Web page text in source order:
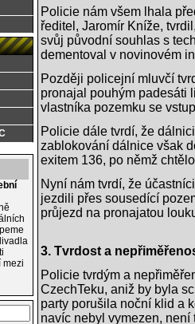
mezi
Policie nám všem lhala
ředitel, Jaromír Kníže,
svůj původní souhlas s
dementoval v novinovém
Později policejní mluvčí
pronajal pouhým padesáti
vlastníka pozemku se
Policie dále tvrdí, že
zablokování dálnice však
exitem 136, po němž
Nyní nám tvrdí, že
jezdili přes sousedící
průjezd na pronajatou
3. Tvrdost a
Policie tvrdým a
CzechTeku, aniž by byla
party porušila noční klid a
navíc nebyl vymezen,